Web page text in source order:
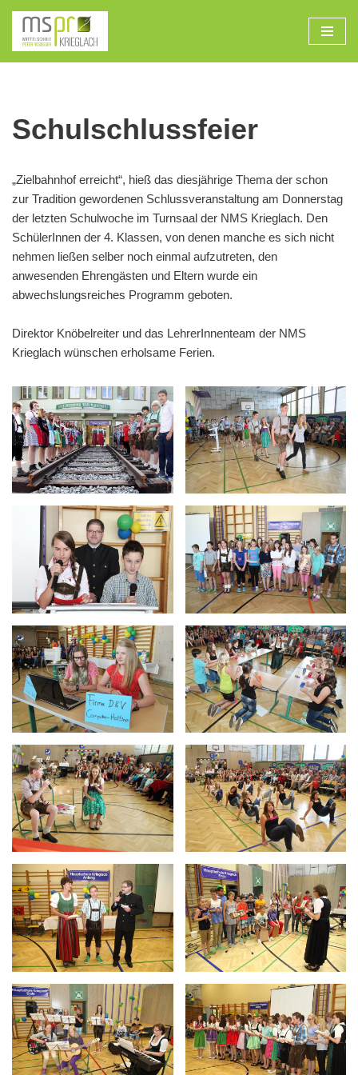
Zum
Inhalt
Schulschlussfeier
„Zielbahnhof erreicht“, hieß das diesjährige Thema der schon
zur Tradition gewordenen Schlussveranstaltung am Donnerstag
der letzten Schulwoche im Turnsaal der NMS Krieglach. Den
SchülerInnen der 4. Klassen, von denen manche es sich nicht
nehmen ließen selber noch einmal aufzutreten, den
anwesenden Ehrengästen und Eltern wurde ein
abwechslungsreiches Programm geboten.
Direktor Knöbelreiter und das LehrerInnenteam der NMS
Krieglach wünschen erholsame Ferien.